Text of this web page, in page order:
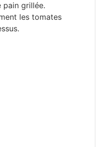
pain grillée.
les tomates